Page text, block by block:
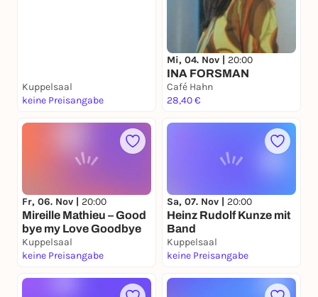
Kuppelsaal
keine Preisangabe
Mi, 04. Nov | 20:00
INA FORSMAN
Café Hahn
28,40 €
Fr, 06. Nov | 20:00
Mireille Mathieu – Good
bye my Love Goodbye
Kuppelsaal
keine Preisangabe
Sa, 07. Nov | 20:00
Heinz Rudolf Kunze mit
Band
Kuppelsaal
keine Preisangabe